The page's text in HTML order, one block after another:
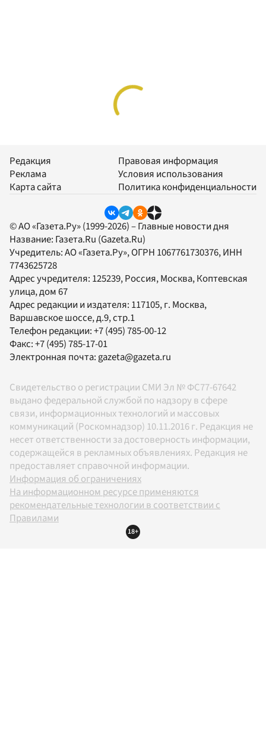
Редакция
Реклама
Карта сайта
Правовая информация
Условия использования
Политика конфиденциальности
© АО «Газета.Ру» (1999-2026) – Главные новости дня
Название: Газета.Ru (Gazeta.Ru)
Учредитель:АО «Газета.Ру», ОГРН 1067761730376, ИНН
7743625728
Адрес учредителя: 125239, Россия, Москва, Коптевская
улица, дом 67
Адрес редакции и издателя: 117105, г. Москва,
Варшавское шоссе, д.9, стр.1
Телефон редакции:+7 (495) 785-00-12
Факс:+7 (495) 785-17-01
Электронная почта:gazeta@gazeta.ru
Свидетельство о регистрации СМИ Эл № ФС77-67642
выдано федеральной службой по надзору в сфере
связи, информационных технологий и массовых
коммуникаций (Роскомнадзор) 10.11.2016 г. Редакция не
несет ответственности за достоверность информации,
содержащейся в рекламных объявлениях. Редакция не
предоставляет справочной информации.
Информация об ограничениях
На информационном ресурсе применяются
рекомендательные технологии в соответствии с
Правилами
18+